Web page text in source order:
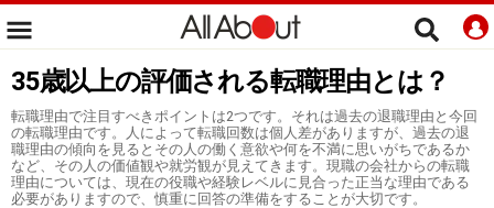
35歳以上の評価される転職理由とは？
転職理由で注目すべきポイントは2つです。それは過去の退職理由と今回
の転職理由です。人によって転職回数は個人差がありますが、過去の退
職理由の傾向を見るとその人の働く意欲や何を不満に思いがちであるか
など、その人の価値観や就労観が見えてきます。現職の会社からの転職
理由については、現在の役職や経験レベルに見合った正当な理由である
必要がありますので、慎重に回答の準備をすることが大切です。